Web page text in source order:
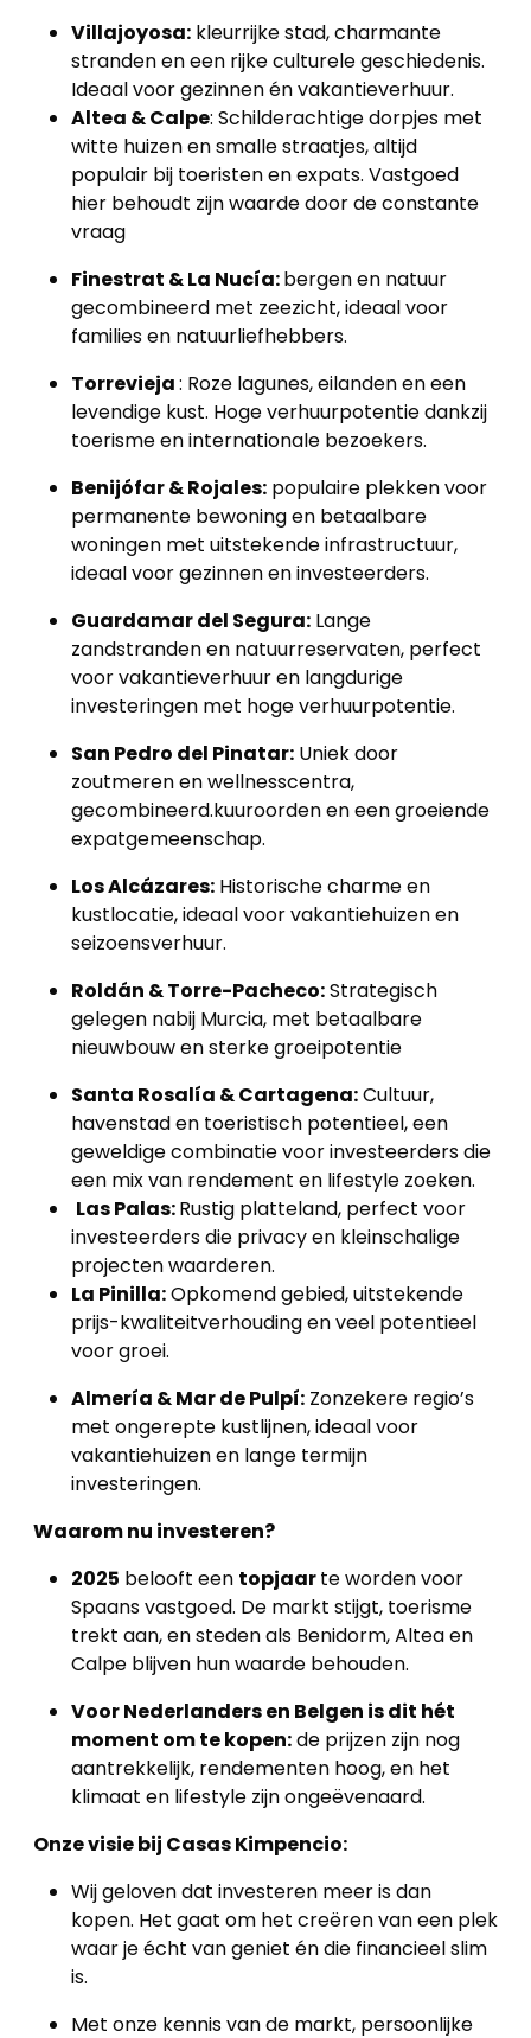
Villajoyosa: kleurrijke stad, charmante
stranden en een rijke culturele geschiedenis.
Ideaal voor gezinnen én vakantieverhuur.
Altea & Calpe: Schilderachtige dorpjes met
witte huizen en smalle straatjes, altijd
populair bij toeristen en expats. Vastgoed
hier behoudt zijn waarde door de constante
vraag
Finestrat & La Nucía:bergen en natuur
gecombineerd met zeezicht, ideaal voor
families en natuurliefhebbers.
Torrevieja: Roze lagunes, eilanden en een
levendige kust. Hoge verhuurpotentie dankzij
toerisme en internationale bezoekers.
Benijófar & Rojales: populaire plekken voor
permanente bewoning en betaalbare
woningen met uitstekende infrastructuur,
ideaal voor gezinnen en investeerders.
Guardamar del Segura: Lange
zandstranden en natuurreservaten, perfect
voor vakantieverhuur en langdurige
investeringen met hoge verhuurpotentie.
San Pedro del Pinatar: Uniek door
zoutmeren en wellnesscentra,
gecombineerd.kuuroorden en een groeiende
expatgemeenschap.
Los Alcázares: Historische charme en
kustlocatie, ideaal voor vakantiehuizen en
seizoensverhuur.
Roldán & Torre-Pacheco:Strategisch
gelegen nabij Murcia, met betaalbare
nieuwbouw en sterke groeipotentie
Santa Rosalía & Cartagena:Cultuur,
havenstad en toeristisch potentieel, een
geweldige combinatie voor investeerders die
een mix van rendement en lifestyle zoeken.
Las Palas:Rustig platteland, perfect voor
investeerders die privacy en kleinschalige
projecten waarderen.
La Pinilla:Opkomend gebied, uitstekende
prijs-kwaliteitverhouding en veel potentieel
voor groei.
Almería & Mar de Pulpí: Zonzekere regio’s
met ongerepte kustlijnen, ideaal voor
vakantiehuizen en lange termijn
investeringen.
Waarom nu investeren?
2025 belooft een topjaarte worden voor
Spaans vastgoed. De markt stijgt, toerisme
trekt aan, en steden als Benidorm, Altea en
Calpe blijven hun waarde behouden.
Voor Nederlanders en Belgen is dit hét
moment om te kopen:de prijzen zijn nog
aantrekkelijk, rendementen hoog, en het
klimaat en lifestyle zijn ongeëvenaard.
Onze visie bij Casas Kimpencio:
Wij geloven dat investeren meer is dan
kopen. Het gaat om het creëren van een plek
waar je écht van geniet én die financieel slim
is.
Met onze kennis van de markt, persoonlijke